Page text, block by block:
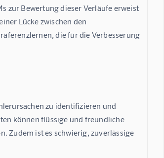
zur Bewertung dieser Verläufe erweist
Lücke zwischen den
die für die Verbesserung
zu identifizieren und
können flüssige und freundliche
Zudem ist es schwierig, zuverlässige